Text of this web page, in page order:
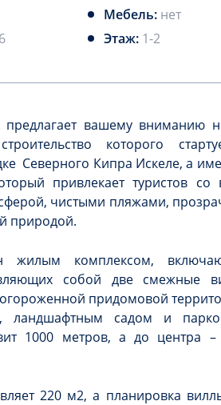
Мебель: нет
Этаж: 1-2
вашему вниманию
которого
Северного Кипра Искеле, а
привлекает туристов со
чистыми пляжами,
природой.
жилым комплексом,
собой две смежные
придомовой
ландшафтным садом и
1000 метров, а до центра –
220 м2, а планировка